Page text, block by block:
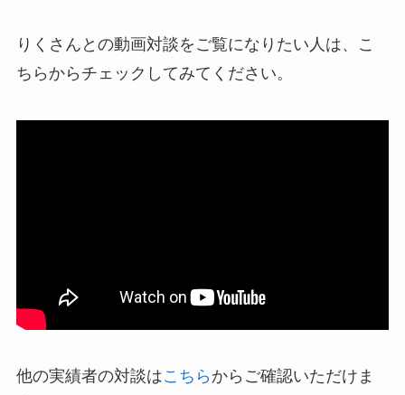
りくさんとの動画対談をご覧になりたい人は、こ
ちらからチェックしてみてください。
他の実績者の対談はこちら からご確認いただけま